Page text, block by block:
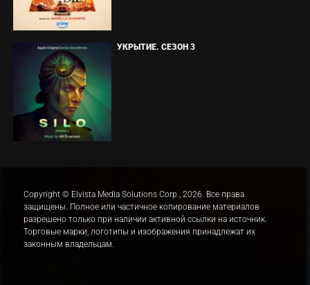
УКРЫТИЕ. СЕЗОН 3
Copyright © Elvista Media Solutions Corp., 2026. Все права
защищены. Полное или частичное копирование материалов
разрешено только при наличии активной ссылки на источник.
Торговые марки, логотипы и изображения принадлежат их
законным владельцам.